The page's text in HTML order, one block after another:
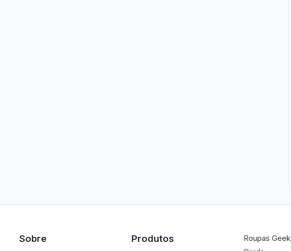
Sobre Produtos
Roupas Geek